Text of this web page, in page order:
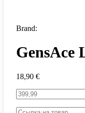
Brand:
GensAce
18,90 €